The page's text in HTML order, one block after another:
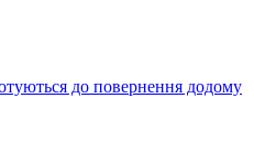
до повернення додому